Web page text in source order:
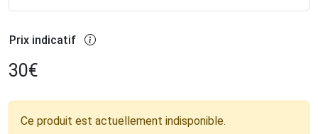
Prix indicatif
30€
Ce produit est actuellement indisponible.